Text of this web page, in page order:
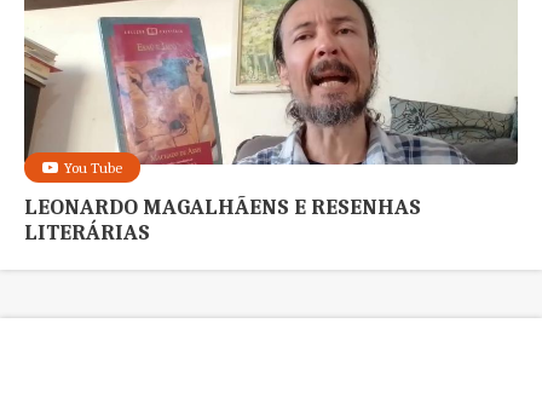
You Tube
LEONARDO MAGALHÃENS E RESENHAS
LITERÁRIAS